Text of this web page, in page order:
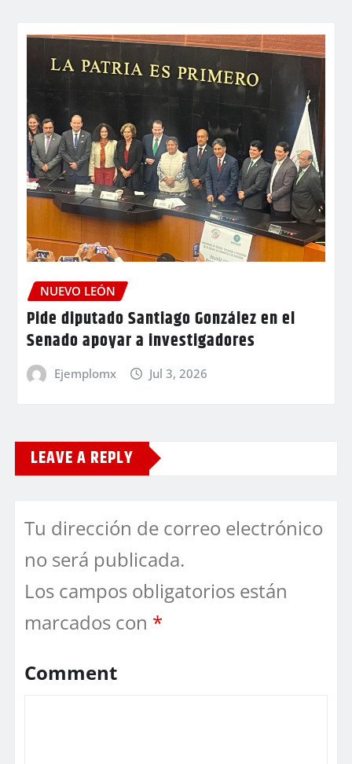
NUEVO LEÓN
Pide diputado Santiago González en el
Senado apoyar a investigadores
Ejemplomx Jul 3, 2026
LEAVE A REPLY
Tu dirección de correo electrónico
no será publicada.
Los campos obligatorios están
marcados con *
Comment